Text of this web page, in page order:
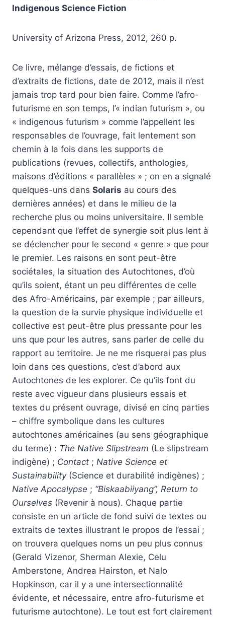
Indigenous Science Fiction
University of Arizona Press, 2012, 260 p.
Ce livre, mélange d’essais, de fictions et
d’extraits de fictions, date de 2012, mais il n’est
jamais trop tard pour bien faire. Comme l’afro-
futurisme en son temps, l’« indian futurism », ou
« indigenous futurism » comme l’appellent les
responsables de l’ouvrage, fait lentement son
chemin à la fois dans les supports de
publications (revues, collectifs, anthologies,
maisons d’éditions « parallèles » ; on en a signalé
quelques-uns dans Solaris au cours des
dernières années) et dans le milieu de la
recherche plus ou moins universitaire. Il semble
cependant que l’effet de synergie soit plus lent à
se déclencher pour le second « genre » que pour
le premier. Les raisons en sont peut-être
sociétales, la situation des Autochtones, d’où
qu’ils soient, étant un peu différentes de celle
des Afro-Américains, par exemple ; par ailleurs,
la question de la survie physique individuelle et
collective est peut-être plus pressante pour les
uns que pour les autres, sans parler de celle du
rapport au territoire. Je ne me risquerai pas plus
loin dans ces questions, c’est d’abord aux
Autochtones de les explorer. Ce qu’ils font du
reste avec vigueur dans plusieurs essais et
textes du présent ouvrage, divisé en cinq parties
– chiffre symbolique dans les cultures
autochtones américaines (au sens géographique
du terme) : The Native Slipstream (Le slipstream
indigène) ; Contact ; Native Science et
Sustainability(Science et durabilité indigènes) ;
Native Apocalypse ; “Biskaabiiyang”, Return to
Ourselves (Revenir à nous). Chaque partie
consiste en un article de fond suivi de textes ou
extraits de textes illustrant le propos de l’essai ;
on trouvera quelques noms un peu plus connus
(Gerald Vizenor, Sherman Alexie, Celu
Amberstone, Andrea Hairston, et Nalo
Hopkinson, car il y a une intersectionnalité
évidente, et nécessaire, entre afro-futurisme et
futurisme autochtone). Le tout est fort clairement